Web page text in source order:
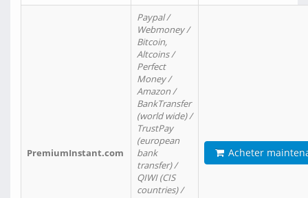
PremiumInstant.com
Paypal /
Webmoney /
Bitcoin,
Altcoins /
Perfect
Money /
Amazon /
BankTransfer
(world wide) /
TrustPay
(european
bank
transfer) /
QIWI (CIS
countries) /
Acheter